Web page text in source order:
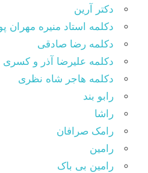
دکتر آرین
دکلمه استاد منیره مهران
دکلمه رضا صادقی
دکلمه علیرضا آذر و کسری
دکلمه هاجر شاه نظری
رابو بند
راشا
رامک صرافان
رامین
رامین بی باک